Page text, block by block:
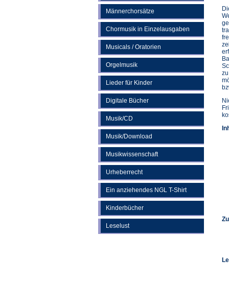
Männerchorsätze
Chormusik in Einzelausgaben
Musicals / Oratorien
Orgelmusik
Lieder für Kinder
Digitale Bücher
Musik/CD
Musik/Download
Musikwissenschaft
Urheberrecht
Ein anziehendes NGL T-Shirt
Kinderbücher
Leselust